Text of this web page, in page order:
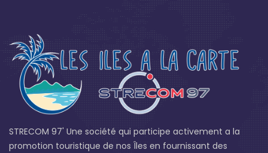
STRECOM 97' Une société qui participe activement a la
promotion touristique de nos Îles en fournissant des